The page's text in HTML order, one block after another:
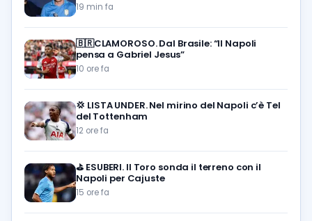
19 min fa
🇧🇷CLAMOROSO. Dal Brasile: “Il Napoli
pensa a Gabriel Jesus”
10 ore fa
💢 LISTA UNDER. Nel mirino del Napoli c’è Tel
del Tottenham
12 ore fa
⛳ ESUBERI. Il Toro sonda il terreno con il
Napoli per Cajuste
15 ore fa